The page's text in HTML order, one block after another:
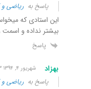
پاسخ به ریاضی
این استادی که
بیشتر نداده و اسمت
پاسخ
بهزاد شهریور ۴, ۱۳۹۴ ۸:۳۳ ب٫ظ
پاسخ به ریاضی